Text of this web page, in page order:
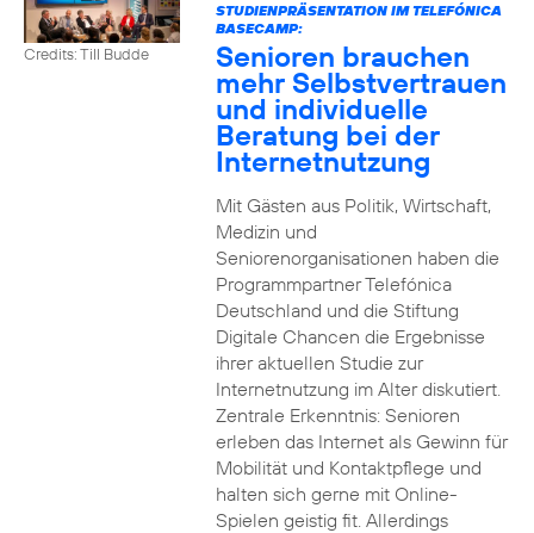
Credits: Till Budde
STUDIENPRÄSENTATION IM TELEFÓNICA
BASECAMP:
Senioren brauchen
mehr Selbstvertrauen
und individuelle
Beratung bei der
Internetnutzung
Mit Gästen aus Politik, Wirtschaft,
Medizin und
Seniorenorganisationen haben die
Programmpartner Telefónica
Deutschland und die Stiftung
Digitale Chancen die Ergebnisse
ihrer aktuellen Studie zur
Internetnutzung im Alter diskutiert.
Zentrale Erkenntnis: Senioren
erleben das Internet als Gewinn für
Mobilität und Kontaktpflege und
halten sich gerne mit Online-
Spielen geistig fit. Allerdings